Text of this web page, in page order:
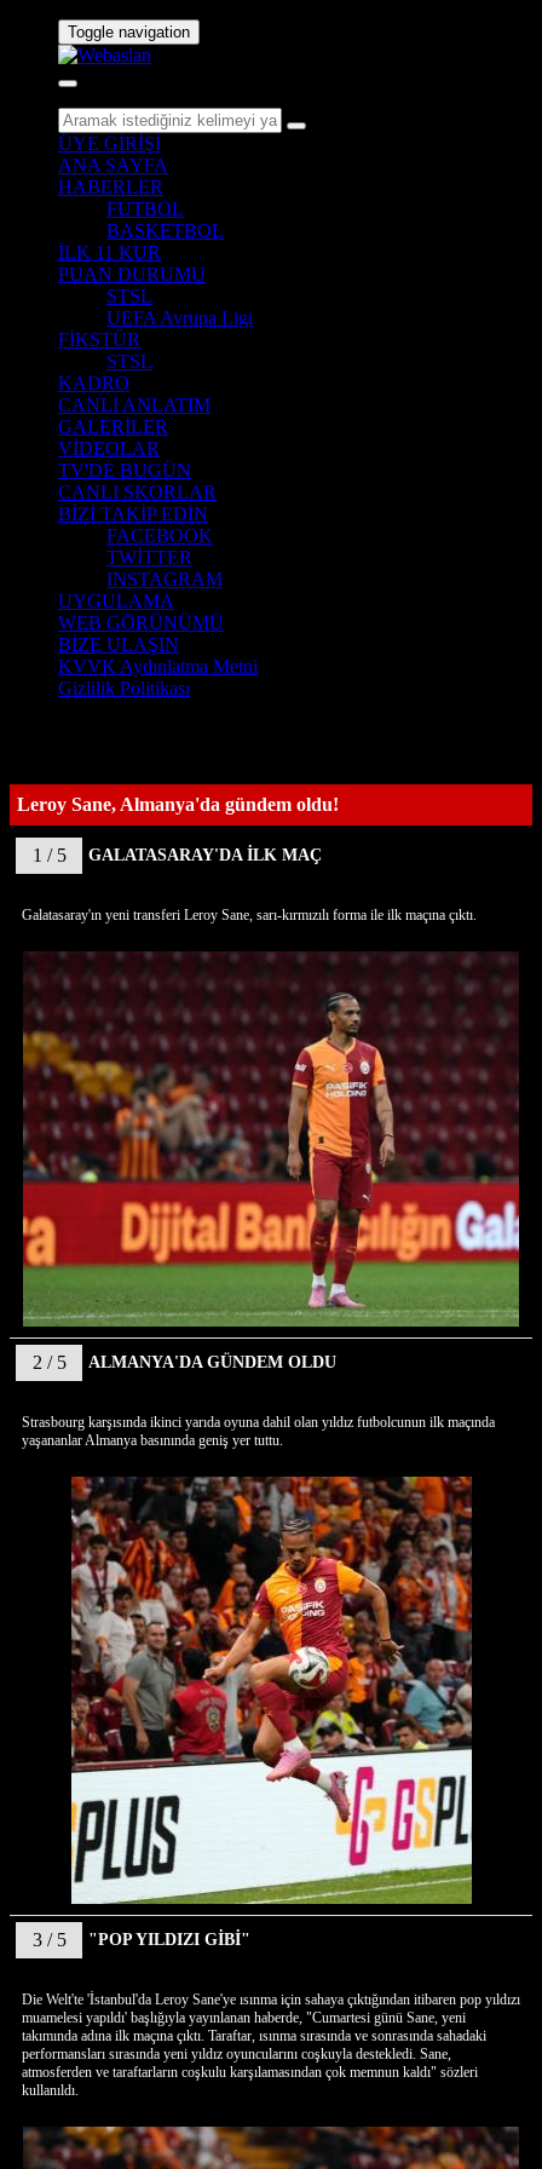
Toggle navigation
ÜYE GİRİŞİ
ANA SAYFA
HABERLER
FUTBOL
BASKETBOL
İLK 11 KUR
PUAN DURUMU
STSL
UEFA Avrupa Ligi
FİKSTÜR
STSL
KADRO
CANLI ANLATIM
GALERİLER
VİDEOLAR
TV'DE BUGÜN
CANLI SKORLAR
BİZİ TAKİP EDİN
FACEBOOK
TWİTTER
INSTAGRAM
UYGULAMA
WEB GÖRÜNÜMÜ
BİZE ULAŞIN
KVVK Aydınlatma Metni
Gizlilik Politikası
Leroy Sane, Almanya'da gündem oldu!
1 / 5 GALATASARAY'DA İLK MAÇ
Galatasaray'ın yeni transferi Leroy Sane, sarı-kırmızılı forma ile ilk maçına çıktı.
2 / 5 ALMANYA'DA GÜNDEM OLDU
Strasbourg karşısında ikinci yarıda oyuna dahil olan yıldız futbolcunun ilk maçında
yaşananlar Almanya basınında geniş yer tuttu.
3 / 5 "POP YILDIZI GİBİ"
Die Welt'te 'İstanbul'da Leroy Sane'ye ısınma için sahaya çıktığından itibaren pop yıldızı
muamelesi yapıldı' başlığıyla yayınlanan haberde, "Cumartesi günü Sane, yeni
takımında adına ilk maçına çıktı. Taraftar, ısınma sırasında ve sonrasında sahadaki
performansları sırasında yeni yıldız oyuncularını coşkuyla destekledi. Sane,
atmosferden ve taraftarların coşkulu karşılamasından çok memnun kaldı" sözleri
kullanıldı.